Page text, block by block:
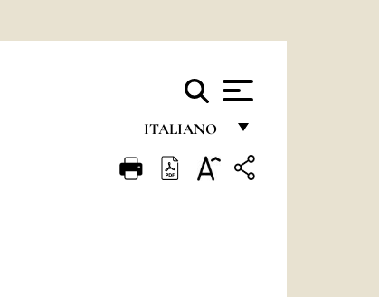
ITALIANO
FRANÇAIS